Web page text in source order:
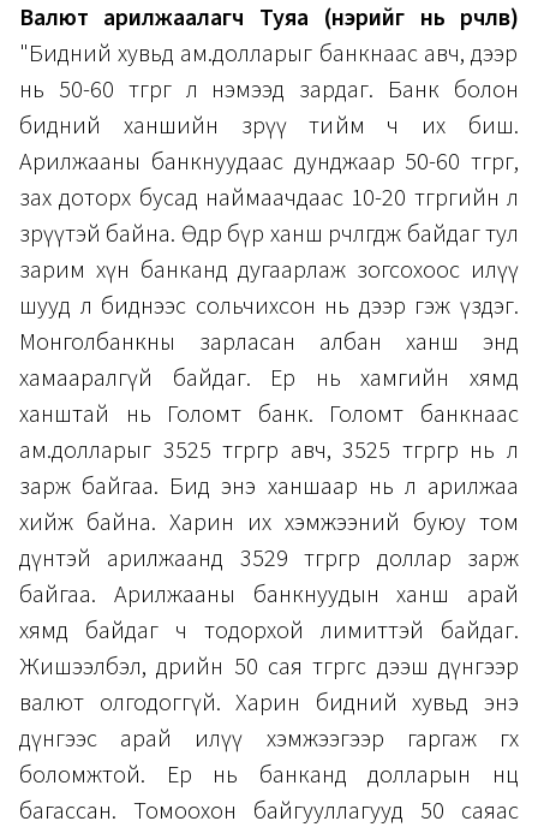
Валют арилжаалагч Туяа (нэрийг нь өөрчлөв)
"Бидний хувьд ам.долларыг банкнаас авч, дээр
нь 50-60 төгрөг л нэмээд зардаг. Банк болон
бидний ханшийн зөрүү тийм ч их биш.
Арилжааны банкнуудаас дунджаар 50-60 төгрөг,
зах доторх бусад наймаачдаас 10-20 төгрөгийн л
зөрүүтэй байна. Өдөр бүр ханш өөрчлөгдөж байдаг тул
зарим хүн банканд дугаарлаж зогсохоос илүү
шууд л биднээс сольчихсон нь дээр гэж үздэг.
Монголбанкны зарласан албан ханш энд
хамааралгүй байдаг. Ер нь хамгийн хямд
ханштай нь Голомт банк. Голомт банкнаас
ам.долларыг 3525 төгрөгөөр авч, 3525 төгрөгөөр нь л
зарж байгаа. Бид энэ ханшаар нь л арилжаа
хийж байна. Харин их хэмжээний буюу том
дүнтэй арилжаанд 3529 төгрөгөөр доллар зарж
байгаа. Арилжааны банкнуудын ханш арай
хямд байдаг ч тодорхой лимиттэй байдаг.
Жишээлбэл, өдрийн 50 сая төгрөгөөс дээш дүнгээр
валют олгодоггүй. Харин бидний хувьд энэ
дүнгээс арай илүү хэмжээгээр гаргаж өгөх
боломжтой. Ер нь банканд долларын нөөц
багассан. Томоохон байгууллагууд 50 саяас